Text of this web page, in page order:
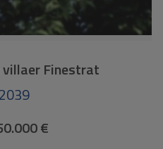
villaer Finestrat
€